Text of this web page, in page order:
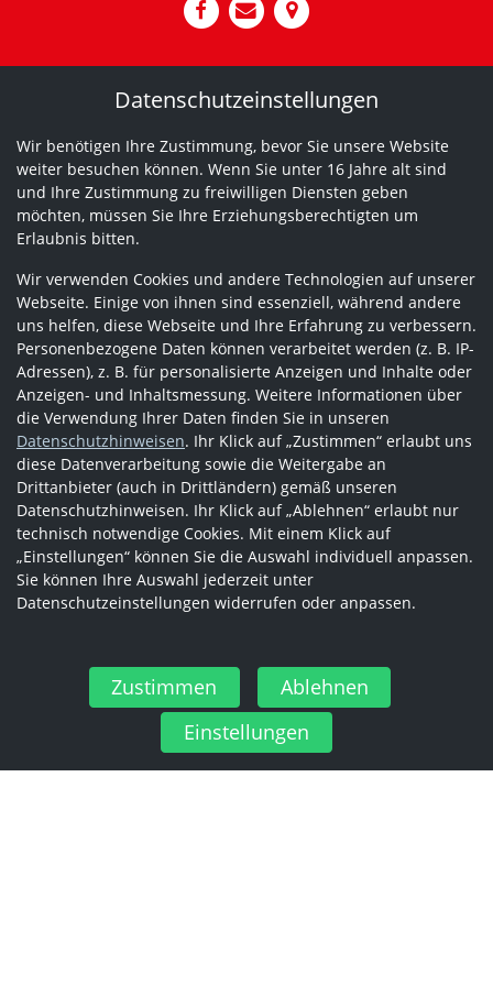
Datenschutzeinstellungen
Wir benötigen Ihre Zustimmung, bevor Sie unsere Website
weiter besuchen können. Wenn Sie unter 16 Jahre alt sind
und Ihre Zustimmung zu freiwilligen Diensten geben
möchten, müssen Sie Ihre Erziehungsberechtigten um
Erlaubnis bitten.
Wir verwenden Cookies und andere Technologien auf unserer
Webseite. Einige von ihnen sind essenziell, während andere
uns helfen, diese Webseite und Ihre Erfahrung zu verbessern.
Personenbezogene Daten können verarbeitet werden (z. B. IP-
Adressen), z. B. für personalisierte Anzeigen und Inhalte oder
Anzeigen- und Inhaltsmessung. Weitere Informationen über
die Verwendung Ihrer Daten finden Sie in unseren
Datenschutzhinweisen. Ihr Klick auf „Zustimmen“ erlaubt uns
diese Datenverarbeitung sowie die Weitergabe an
Drittanbieter (auch in Drittländern) gemäß unseren
Datenschutzhinweisen. Ihr Klick auf „Ablehnen“ erlaubt nur
technisch notwendige Cookies. Mit einem Klick auf
„Einstellungen“ können Sie die Auswahl individuell anpassen.
Sie können Ihre Auswahl jederzeit unter
Datenschutzeinstellungen widerrufen oder anpassen.
Zustimmen
Ablehnen
Einstellungen